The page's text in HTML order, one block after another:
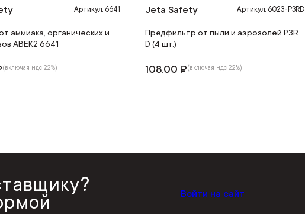
Артикул: 6641
аммиака, органических и
ABEK2 6641
(включая ндс 22%)
Jeta Safety Артикул: 6023-P3RD
Предфильтр от пыли и аэрозолей P3R
D (4 шт.)
108.00 ₽(включая ндс 22%)
Войти на сайт